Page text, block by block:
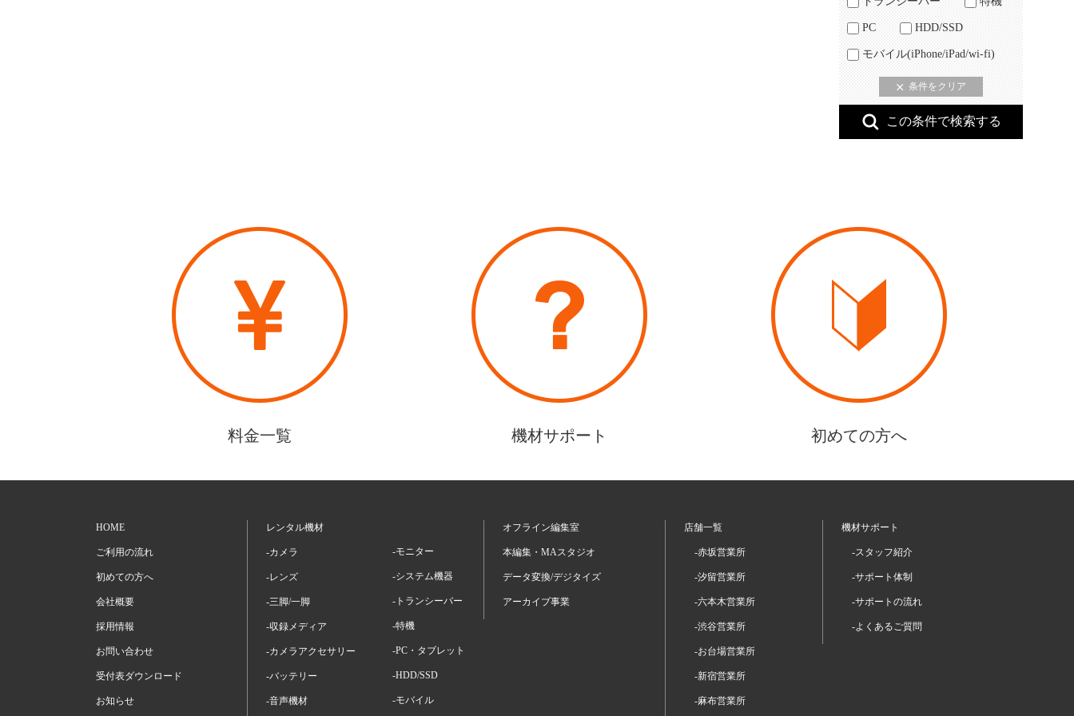
PC HDD/SSD
モバイル(iPhone/iPad/wi-fi)
料金一覧 機材サポート 初めての方へ
HOME
ご利用の流れ
初めての方へ
会社概要
採用情報
お問い合わせ
受付表ダウンロード
お知らせ
レンタル機材
-カメラ
-レンズ
-三脚/一脚
-収録メディア
-カメラアクセサリー
-バッテリー
-音声機材
-モニター
-システム機器
-トランシーバー
-特機
-PC・タブレット
-HDD/SSD
-モバイル
オフライン編集室
本編集・MAスタジオ
データ変換/デジタイズ
アーカイブ事業
店舗一覧
-赤坂営業所
-汐留営業所
-六本木営業所
-渋谷営業所
-お台場営業所
-新宿営業所
-麻布営業所
機材サポート
-スタッフ紹介
-サポート体制
-サポートの流れ
-よくあるご質問